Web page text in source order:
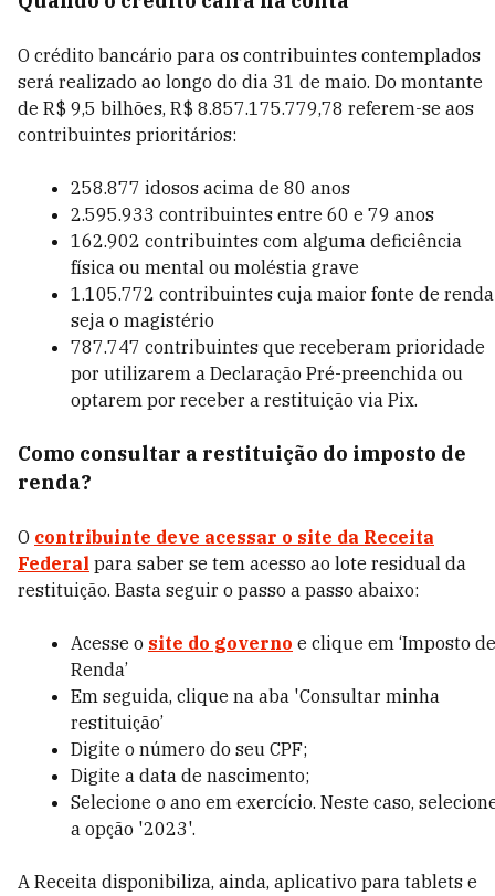
O crédito bancário para os contribuintes contemplados
será realizado ao longo do dia 31 de maio. Do montante
de R$ 9,5 bilhões, R$ 8.857.175.779,78 referem-se aos
contribuintes prioritários:
258.877 idosos acima de 80 anos
2.595.933 contribuintes entre 60 e 79 anos
162.902 contribuintes com alguma deficiência
física ou mental ou moléstia grave
1.105.772 contribuintes cuja maior fonte de renda
seja o magistério
787.747 contribuintes que receberam prioridade
por utilizarem a Declaração Pré-preenchida ou
optarem por receber a restituição via Pix.
Como consultar a restituição do imposto de
renda?
O contribuinte deve acessar o site da Receita
Federal para saber se tem acesso ao lote residual da
restituição. Basta seguir o passo a passo abaixo:
Acesse o site do governo e clique em ‘Imposto de
Renda’
Em seguida, clique na aba 'Consultar minha
restituição’
Digite o número do seu CPF;
Digite a data de nascimento;
Selecione o ano em exercício. Neste caso,
a opção '2023'.
A Receita disponibiliza, ainda, aplicativo para tablets e